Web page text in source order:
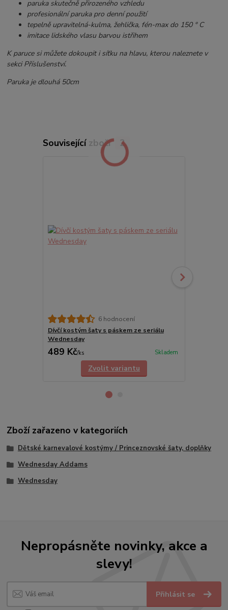
paruka skutečně přirozeného vzhledu
profesionální paruka pro denní použití
tepelně upravitelná-kulma, žehlička, fén-max do 150 ° C
imitace lidského vlasu barvou istřihem
K paruce si můžete dokoupit i síťku na hlavu, kterou naleznete v
sekci Příslušenství.
Paruka je dlouhá 50cm
Související zboží 2
6 hodnocení
Dívčí kostým šaty s páskem ze seriálu
Wednesday
489 Kč/ks Skladem
Zvolit variantu
Zboží zařazeno v kategoriích
Dětské karnevalové kostýmy / Princeznovské šaty, doplňky
Wednesday Addams
Wednesday
Nepropásněte novinky, akce a
slevy!
Přihlásit se